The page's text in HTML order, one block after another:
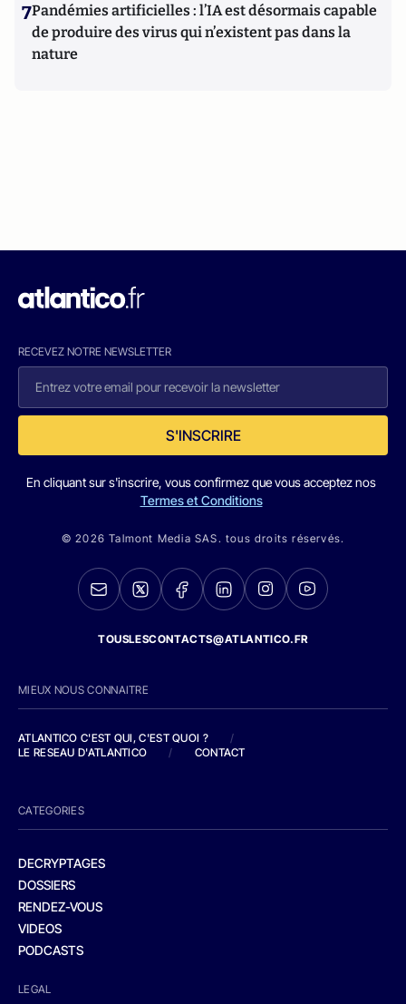
7Pandémies artificielles : l’IA est désormais capable
de produire des virus qui n’existent pas dans la
nature
RECEVEZ NOTRE NEWSLETTER
S'INSCRIRE
En cliquant sur s'inscrire, vous confirmez que vous acceptez nos
Termes et Conditions
© 2026 Talmont Media SAS. tous droits réservés.
TOUSLESCONTACTS@ATLANTICO.FR
MIEUX NOUS CONNAITRE
ATLANTICO C'EST QUI, C'EST QUOI ?
/
LE RESEAU D'ATLANTICO
/ CONTACT
CATEGORIES
DECRYPTAGES
DOSSIERS
RENDEZ-VOUS
VIDEOS
PODCASTS
LEGAL